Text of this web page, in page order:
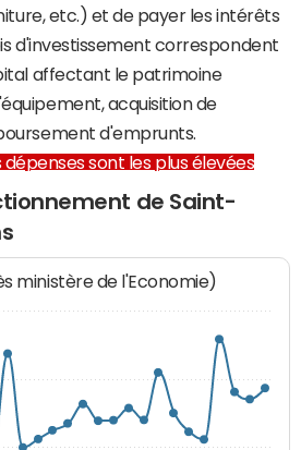
etc.) et de payer les intérêts
d'investissement correspondent
affectant le patrimoine
acquisition de
d'emprunts.
dépenses sont les plus élevées
de Saint-
ministère de l'Economie)